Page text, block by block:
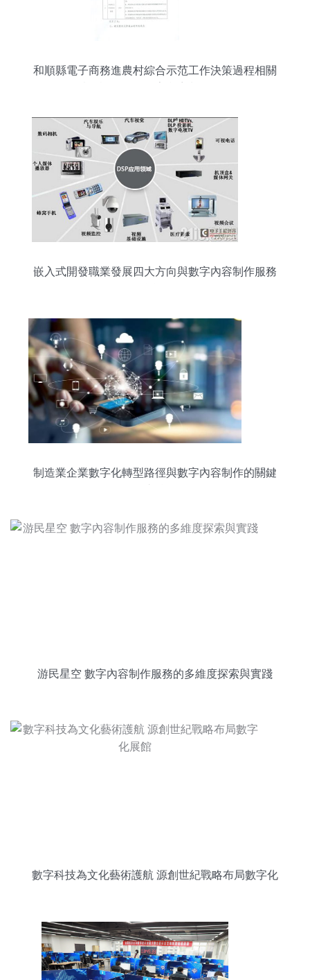
和順縣電子商務進農村綜合示范工作決策過程相關
嵌入式開發職業發展四大方向與數字內容制作服務
制造業企業數字化轉型路徑與數字內容制作的關鍵
游民星空 數字內容制作服務的多維度探索與實踐
數字科技為文化藝術護航 源創世紀戰略布局數字化